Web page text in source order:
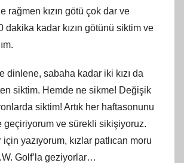
rağmen kızın götü çok dar ve
dakika kadar kızın götünü siktim ve
dinlene, sabaha kadar iki kızı da
siktim. Hemde ne sikme! Değişik
siktim! Artık her haftasonunu
geçiriyorum ve sürekli sikişiyoruz.
yazıyorum, kızlar patlıcan moru
Golf’la geziyorlar…